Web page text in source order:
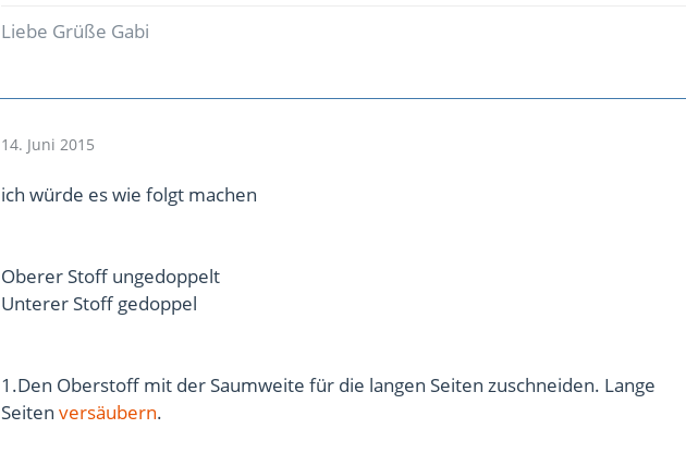
Liebe Grüße Gabi
14. Juni 2015
ich würde es wie folgt machen
Oberer Stoff ungedoppelt
Unterer Stoff gedoppel
1.Den Oberstoff mit der Saumweite für die langen Seiten zuschneiden. Lange
Seiten versäubern.